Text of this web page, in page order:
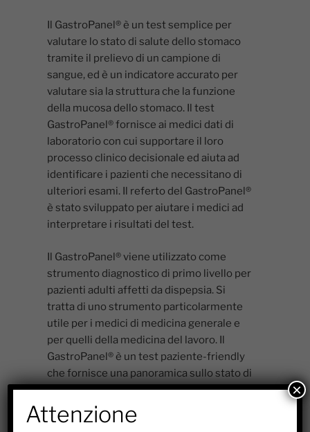
Il GastroPanel® è un test semplice per
valutare lo stato di salute dello stomaco
tramite il prelievo di un campione di
sangue, ed è un indicatore accurato per
valutare sia la struttura che la funzione
della mucosa dello stomaco. Il test
GastroPanel® fornisce ai medici dati di
laboratorio con cui supportare il loro
processo clinico decisionale ed aiuta ad
identificare i pazienti che necessitano di
ulteriori esami. Il referto del GastroPanel®
è stato sviluppato per aiutare i medici ad
interpretare i risultati del test.
Il GastroPanel® viene utilizzato come
strumento diagnostico di primo livello per
pazienti adulti affetti da dispepsia. Si
tratta di uno strumento particolarmente
utile per i medici di medicina generale e
per quelli della medicina del lavoro. Il
GastroPanel® è un test paziente-friendly
che fornisce una panoramica sullo stato di
salute della mucosa gastrica. I risultati
dovrebbero guidare i pazienti a sottoporsi
ad ulteriori esami, tra cui una
Attenzione
×